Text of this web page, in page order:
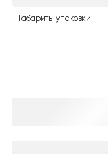
Габариты упаковки